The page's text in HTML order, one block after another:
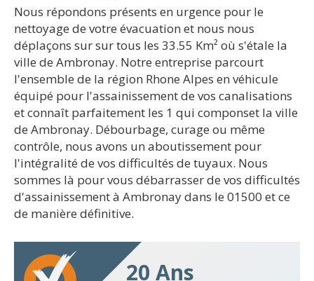
Nous répondons présents en urgence pour le
nettoyage de votre évacuation et nous nous
déplaçons sur sur tous les 33.55 Km² où s'étale la
ville de Ambronay. Notre entreprise parcourt
l'ensemble de la région Rhone Alpes en véhicule
équipé pour l'assainissement de vos canalisations
et connaît parfaitement les 1 qui componset la ville
de Ambronay. Débourbage, curage ou même
contrôle, nous avons un aboutissement pour
l'intégralité de vos difficultés de tuyaux. Nous
sommes là pour vous débarrasser de vos difficultés
d'assainissement à Ambronay dans le 01500 et ce
de manière définitive.
20 Ans